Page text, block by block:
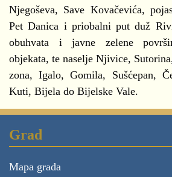
Njegoševa, Save Kovačevića,
Pet Danica i priobalni put duž
obuhvata i javne zelene
objekata, te naselje Njivice,
zona, Igalo, Gomila, Sušćepan,
Kuti, Bijela do Bijelske Vale.
Grad
Mapa grada